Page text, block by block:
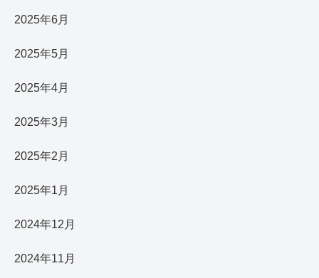
2025年6月
2025年5月
2025年4月
2025年3月
2025年2月
2025年1月
2024年12月
2024年11月